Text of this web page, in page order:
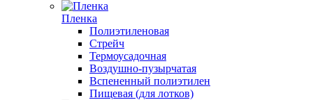
Пленка
Полиэтиленовая
Стрейч
Термоусадочная
Воздушно-пузырчатая
Вспененный полиэтилен
Пищевая (для лотков)